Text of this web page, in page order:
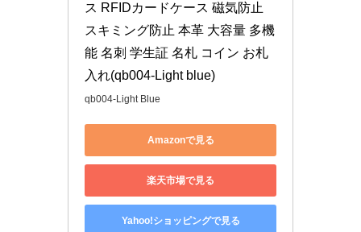
ス RFIDカードケース 磁気防止
スキミング防止 本革 大容量 多機
能 名刺 学生証 名札 コイン お札
入れ(qb004-Light blue)
qb004-Light Blue
Amazonで見る
楽天市場で見る
Yahoo!ショッピングで見る